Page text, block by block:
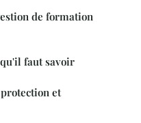
de formation
qu'il faut savoir
et